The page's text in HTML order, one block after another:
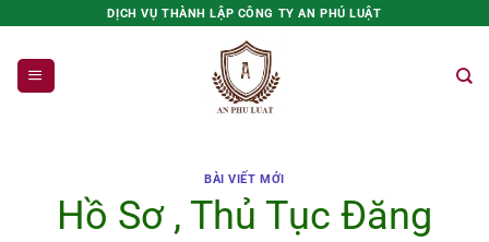
nội
dung
DỊCH VỤ THÀNH LẬP CÔNG TY AN PHÚ LUẬT
BÀI VIẾT MỚI
Hồ Sơ , Thủ Tục Đăng